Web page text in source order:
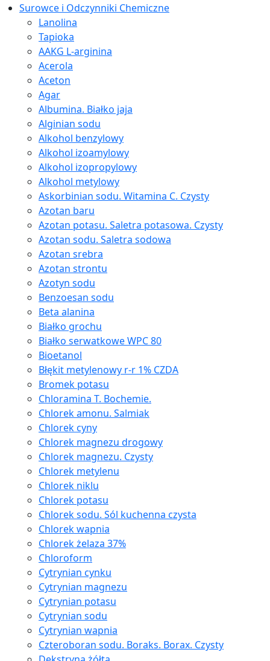
Surowce i Odczynniki Chemiczne
Lanolina
Tapioka
AAKG L-arginina
Acerola
Aceton
Agar
Albumina. Białko jaja
Alginian sodu
Alkohol benzylowy
Alkohol izoamylowy
Alkohol izopropylowy
Alkohol metylowy
Askorbinian sodu. Witamina C. Czysty
Azotan baru
Azotan potasu. Saletra potasowa. Czysty
Azotan sodu. Saletra sodowa
Azotan srebra
Azotan strontu
Azotyn sodu
Benzoesan sodu
Beta alanina
Białko grochu
Białko serwatkowe WPC 80
Bioetanol
Błękit metylenowy r-r 1% CZDA
Bromek potasu
Chloramina T. Bochemie.
Chlorek amonu. Salmiak
Chlorek cyny
Chlorek magnezu drogowy
Chlorek magnezu. Czysty
Chlorek metylenu
Chlorek niklu
Chlorek potasu
Chlorek sodu. Sól kuchenna czysta
Chlorek wapnia
Chlorek żelaza 37%
Chloroform
Cytrynian cynku
Cytrynian magnezu
Cytrynian potasu
Cytrynian sodu
Cytrynian wapnia
Czteroboran sodu. Boraks. Borax. Czysty